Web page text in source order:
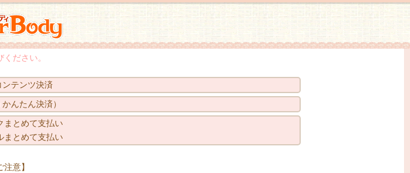
ださい。
テンツ決済
んたん決済）
まとめて支払い
まとめて支払い
注意】